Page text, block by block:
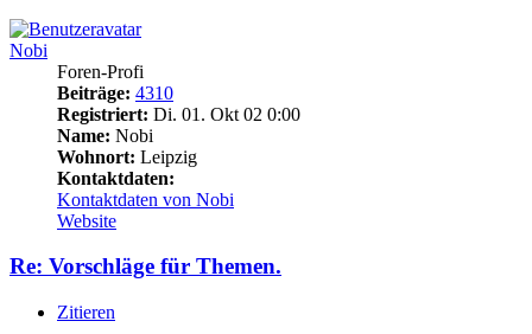
Nobi
Foren-Profi
Beiträge: 4310
Registriert: Di. 01. Okt 02 0:00
Name: Nobi
Wohnort: Leipzig
Kontaktdaten:
Kontaktdaten von Nobi
Website
Re: Vorschläge für Themen.
Zitieren